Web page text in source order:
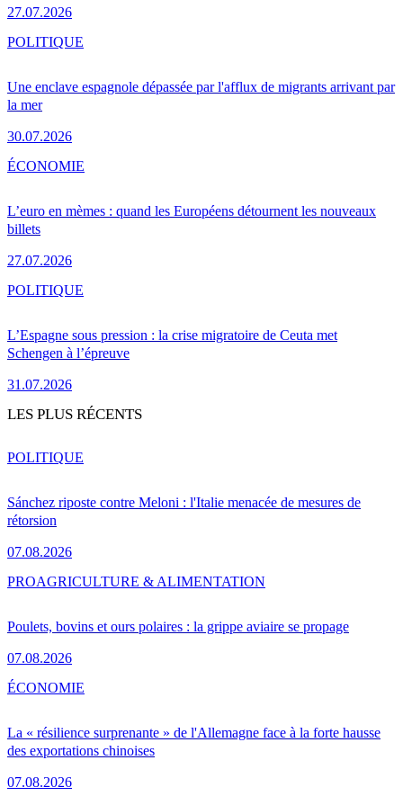
27.07.2026
Une enclave espagnole dépassée par l'afflux de migrants arrivant par
la mer
30.07.2026
POLITIQUE
L’euro en mèmes : quand les Européens détournent les nouveaux
billets
27.07.2026
ÉCONOMIE
L’Espagne sous pression : la crise migratoire de Ceuta met
Schengen à l’épreuve
31.07.2026
POLITIQUE
LES PLUS RÉCENTS
Sánchez riposte contre Meloni : l'Italie menacée de mesures de
rétorsion
07.08.2026
POLITIQUE
Poulets, bovins et ours polaires : la grippe aviaire se propage
07.08.2026
PROAGRICULTURE & ALIMENTATION
La « résilience surprenante » de l'Allemagne face à la forte hausse
des exportations chinoises
07.08.2026
ÉCONOMIE